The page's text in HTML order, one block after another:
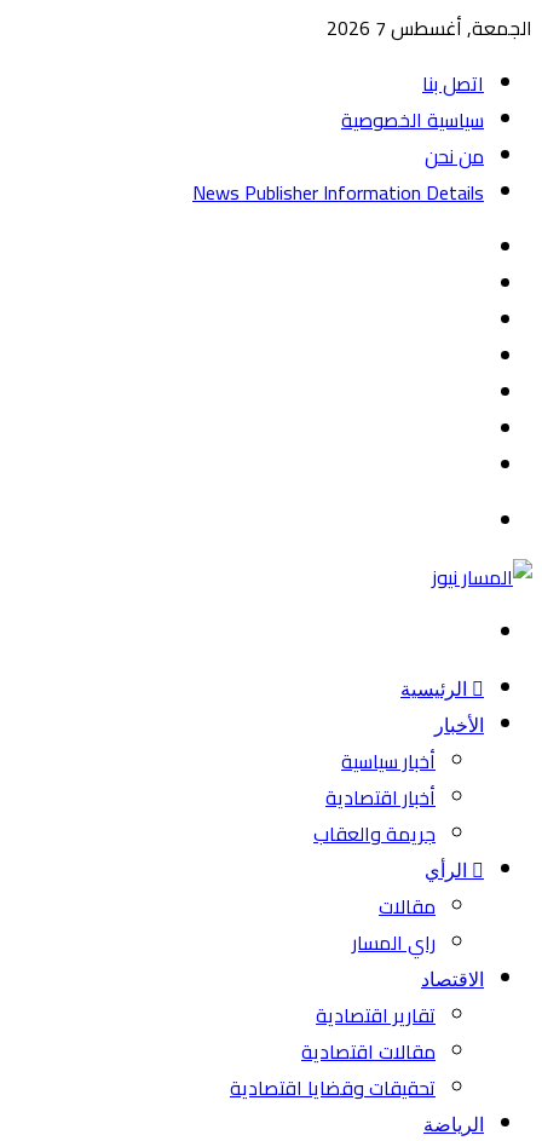
الجمعة, أغسطس 7 2026
اتصل بنا
سياسية الخصوصية
من نحن
News Publisher Information Details
الرئيسية
الأخبار
أخبار سياسية
أخبار اقتصادية
جريمة والعقاب
الرأي
مقالات
راي المسار
الاقتصاد
تقارير اقتصادية
مقالات اقتصادية
تحقيقات وقضايا اقتصادية
الرياضة